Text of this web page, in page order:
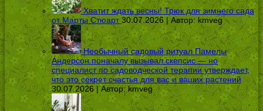
Хватит ждать весны! Трюк для зимнего сада
от Марты Стюарт 30.07.2026 | Автор: kmveg
Необычный садовый ритуал Памелы
Андерсон поначалу вызывал скепсис — но
специалист по садоводческой терапии утверждает,
что это секрет счастья для вас и ваших растений
30.07.2026 | Автор:kmveg